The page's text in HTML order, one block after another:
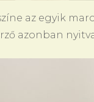
az egyik
azonban